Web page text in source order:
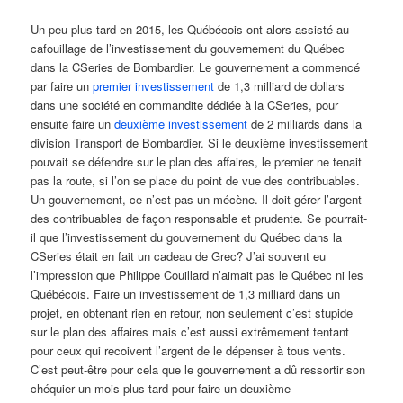
Un peu plus tard en 2015, les Québécois ont alors assisté au
cafouillage de l’investissement du gouvernement du Québec
dans la CSeries de Bombardier. Le gouvernement a commencé
par faire unpremier investissement de 1,3 milliard de dollars
dans une société en commandite dédiée à la CSeries, pour
ensuite faire undeuxième investissement de 2 milliards dans la
division Transport de Bombardier. Si le deuxième investissement
pouvait se défendre sur le plan des affaires, le premier ne tenait
pas la route, si l’on se place du point de vue des contribuables.
Un gouvernement, ce n’est pas un mécène. Il doit gérer l’argent
des contribuables de façon responsable et prudente. Se pourrait-
il que l’investissement du gouvernement du Québec dans la
CSeries était en fait un cadeau de Grec? J’ai souvent eu
l’impression que Philippe Couillard n’aimait pas le Québec ni les
Québécois. Faire un investissement de 1,3 milliard dans un
projet, en obtenant rien en retour, non seulement c’est stupide
sur le plan des affaires mais c’est aussi extrêmement tentant
pour ceux qui recoivent l’argent de le dépenser à tous vents.
C’est peut-être pour cela que le gouvernement a dû ressortir son
chéquier un mois plus tard pour faire un deuxième